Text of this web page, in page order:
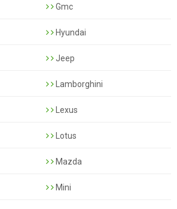
Gmc
Hyundai
Jeep
Lamborghini
Lexus
Lotus
Mazda
Mini